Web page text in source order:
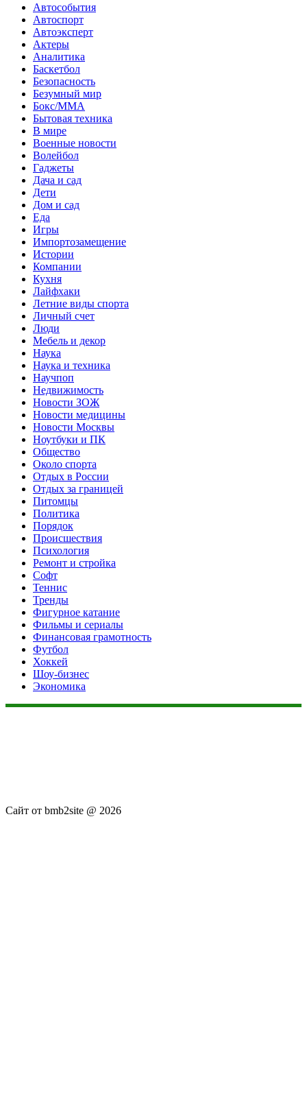
Автособытия
Автоспорт
Автоэксперт
Актеры
Аналитика
Баскетбол
Безопасность
Безумный мир
Бокс/MMA
Бытовая техника
В мире
Военные новости
Волейбол
Гаджеты
Дача и сад
Дети
Дом и сад
Еда
Игры
Импортозамещение
Истории
Компании
Кухня
Лайфхаки
Летние виды спорта
Личный счет
Люди
Мебель и декор
Наука
Наука и техника
Научпоп
Недвижимость
Новости ЗОЖ
Новости медицины
Новости Москвы
Ноутбуки и ПК
Общество
Около спорта
Отдых в России
Отдых за границей
Питомцы
Политика
Порядок
Происшествия
Психология
Ремонт и стройка
Софт
Теннис
Тренды
Фигурное катание
Фильмы и сериалы
Финансовая грамотность
Футбол
Хоккей
Шоу-бизнес
Экономика
Сайт от bmb2site @ 2026